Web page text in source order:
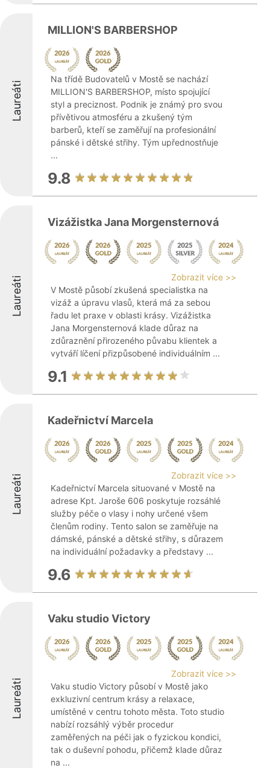
Laureáti
MILLION'S BARBERSHOP
Na třídě Budovatelů v Mostě se nachází
MILLION'S BARBERSHOP, místo spojující
styl a preciznost. Podnik je známý pro svou
přívětivou atmosféru a zkušený tým
barberů, kteří se zaměřují na profesionální
pánské i dětské střihy. Tým upřednostňuje
...
9.8
Laureáti
Vizážistka Jana Morgensternová
Zobrazit více >>
V Mostě působí zkušená specialistka na
vizáž a úpravu vlasů, která má za sebou
řadu let praxe v oblasti krásy. Vizážistka
Jana Morgensternová klade důraz na
zdůraznění přirozeného půvabu klientek a
vytváří líčení přizpůsobené individuálním ...
9.1
Laureáti
Kadeřnictví Marcela
Zobrazit více >>
Kadeřnictví Marcela situované v Mostě na
adrese Kpt. Jaroše 606 poskytuje rozsáhlé
služby péče o vlasy i nohy určené všem
členům rodiny. Tento salon se zaměřuje na
dámské, pánské a dětské střihy, s důrazem
na individuální požadavky a představy ...
9.6
Laureáti
Vaku studio Victory
Zobrazit více >>
Vaku studio Victory působí v Mostě jako
exkluzivní centrum krásy a relaxace,
umístěné v centru tohoto města. Toto studio
nabízí rozsáhlý výběr procedur
zaměřených na péči jak o fyzickou kondici,
tak o duševní pohodu, přičemž klade důraz
na ...